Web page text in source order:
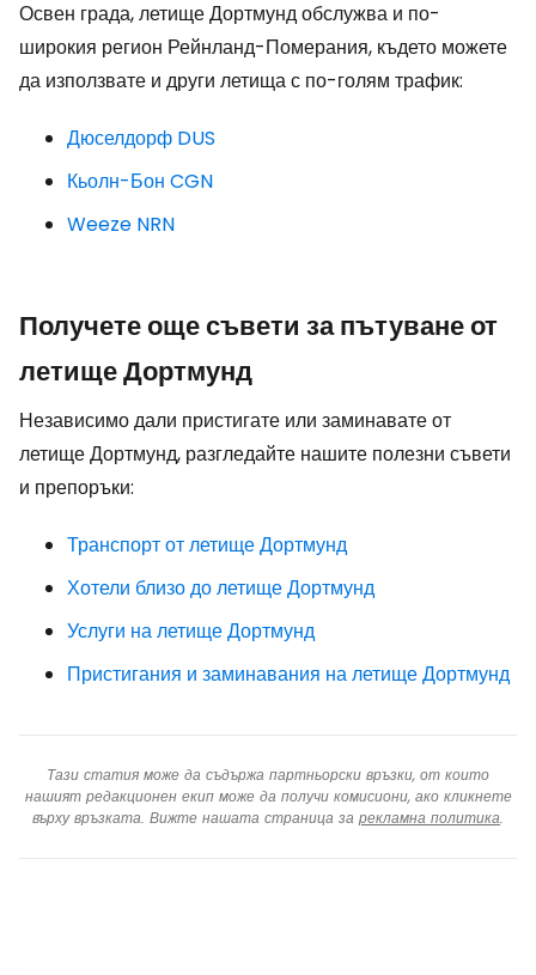
Освен града, летище Дортмунд обслужва и по-
широкия регион Рейнланд-Померания, където можете
да използвате и други летища с по-голям трафик:
Дюселдорф DUS
Кьолн-Бон CGN
Weeze NRN
Получете още съвети за пътуване от
летище Дортмунд
Независимо дали пристигате или заминавате от
летище Дортмунд, разгледайте нашите полезни съвети
и препоръки:
Транспорт от летище Дортмунд
Хотели близо до летище Дортмунд
Услуги на летище Дортмунд
Пристигания и заминавания на летище Дортмунд
Тази статия може да съдържа партньорски връзки, от които
нашият редакционен екип може да получи комисиони, ако кликнете
върху връзката. Вижте нашата страница за рекламна политика.